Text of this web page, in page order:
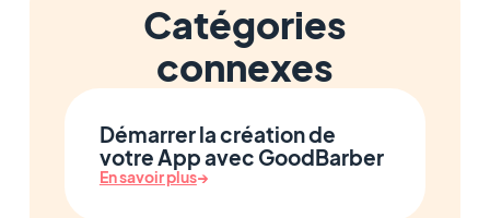
Catégories
connexes
Démarrer la création de
votre App avec GoodBarber
En savoir plus→